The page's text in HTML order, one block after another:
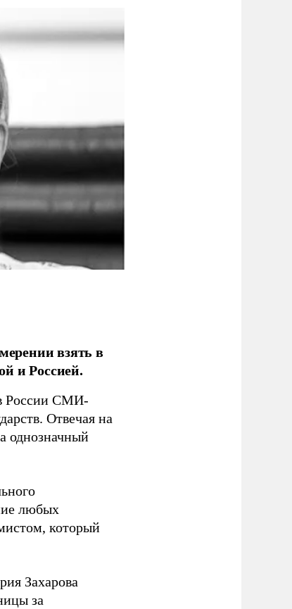
взять в
и Россией.
России СМИ-
Отвечая на
однозначный
любых
который
Захарова
за